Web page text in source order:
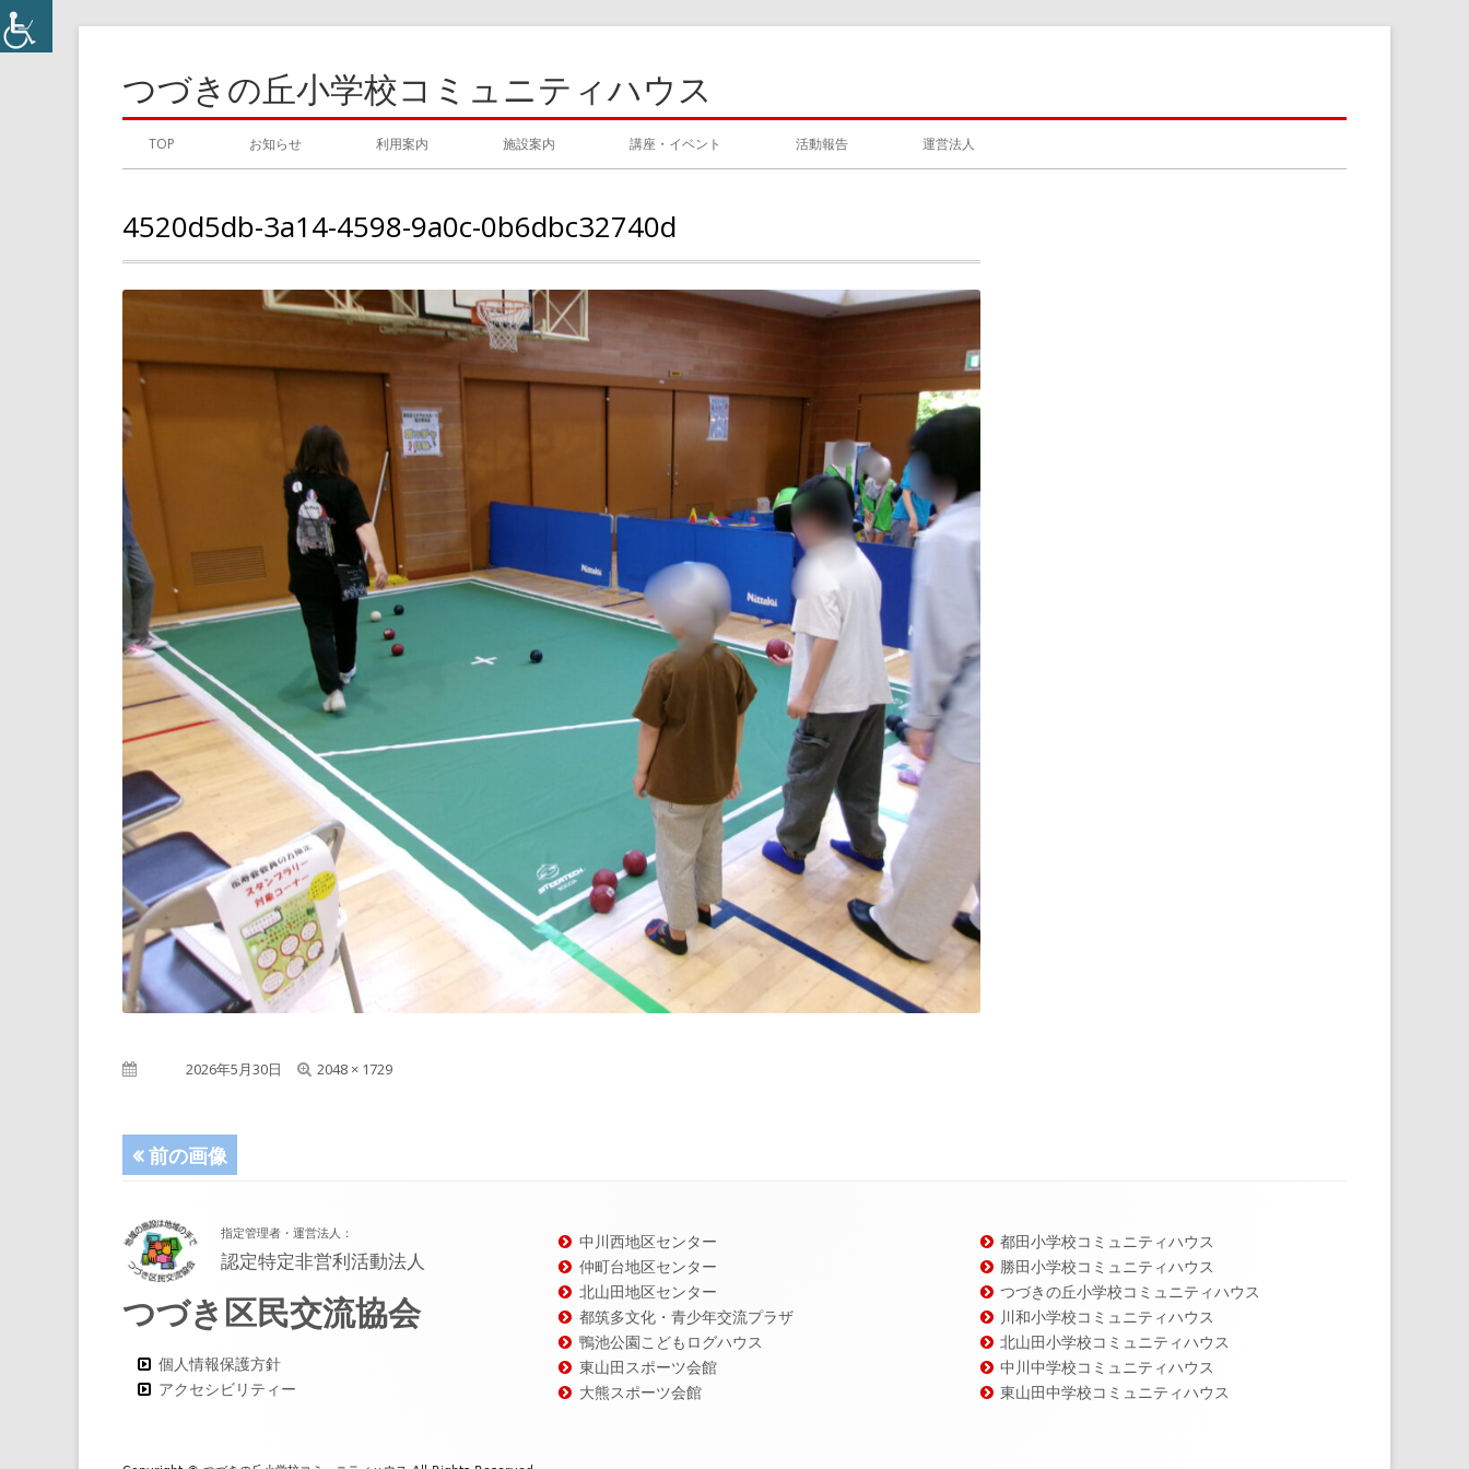
コ
つづきの丘小学校コミュニティハウス
ン
メ
ュ
ー
TOP お知らせ 利用案内 施設案内 講座・イベント 活動報告 運営法人
4520d5db-3a14-4598-9a0c-0b6dbc32740d
公開日2026年5月30日
フ
2048 × 1729
前の画像
ッ
タ
ー・
コ
ン
指定管理者・運営法人：
認定特定非営利活動法人
つづき区民交流協会
個人情報保護方針
アクセシビリティー
中川西地区センター
仲町台地区センター
北山田地区センター
都筑多文化・青少年交流プラザ
鴨池公園こどもログハウス
東山田スポーツ会館
大熊スポーツ会館
都田小学校コミュニティハウス
勝田小学校コミュニティハウス
つづきの丘小学校コミュニティハウス
川和小学校コミュニティハウス
北山田小学校コミュニティハウス
中川中学校コミュニティハウス
東山田中学校コミュニティハウス